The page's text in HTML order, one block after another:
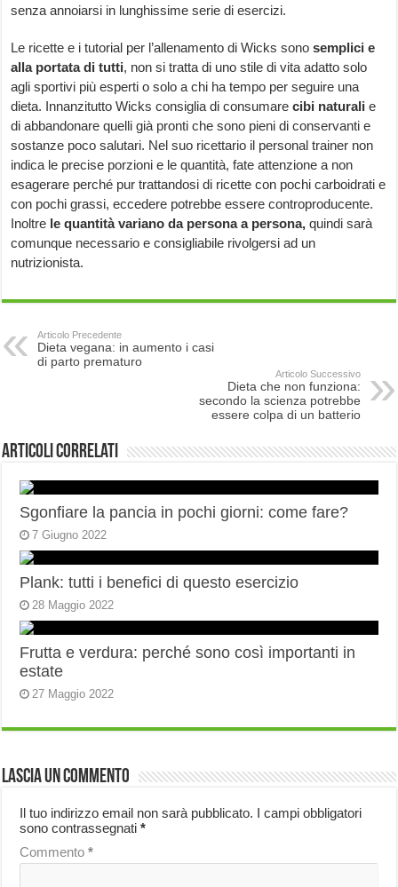
senza annoiarsi in lunghissime serie di esercizi.
Le ricette e i tutorial per l’allenamento di Wicks sonosemplici e
alla portata di tutti, non si tratta di uno stile di vita adatto solo
agli sportivi più esperti o solo a chi ha tempo per seguire una
dieta. Innanzitutto Wicks consiglia di consumarecibi naturali e
di abbandonare quelli già pronti che sono pieni di conservanti e
sostanze poco salutari. Nel suo ricettario il personal trainer non
indica le precise porzioni e le quantità, fate attenzione a non
esagerare perché pur trattandosi di ricette con pochi carboidrati e
con pochi grassi, eccedere potrebbe essere controproducente.
Inoltre le quantità variano da persona a persona, quindi sarà
comunque necessario e consigliabile rivolgersi ad un
nutrizionista.
Articolo Precedente
Dieta vegana: in aumento i casi
di parto prematuro
Articolo Successivo
Dieta che non funziona:
secondo la scienza potrebbe
essere colpa di un batterio
Articoli correlati
Sgonfiare la pancia in pochi giorni: come fare?
7 Giugno 2022
Plank: tutti i benefici di questo esercizio
28 Maggio 2022
Frutta e verdura: perché sono così importanti in
estate
27 Maggio 2022
Lascia un commento
Il tuo indirizzo email non sarà pubblicato. I campi obbligatori
sono contrassegnati*
Commento*